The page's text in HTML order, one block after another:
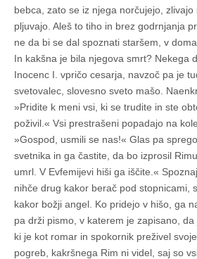
bebca, zato se iz njega norčujejo,
pljuvajo. Aleš to tiho in brez godrnjanja
ne da bi se dal spoznati staršem, v
In kakšna je bila njegova smrt? Nekega
Inocenc I. vpričo cesarja, navzoč pa je
svetovalec, slovesno sveto mašo.
»Pridite k meni vsi, ki se trudite in ste
poživil.« Vsi prestrašeni popadajo na
»Gospod, usmili se nas!« Glas pa
svetnika in ga častite, da bo izprosil
umrl. V Evfemijevi hiši ga iščite.«
nihče drug kakor berač pod stopnicami,
kakor božji angel. Ko pridejo v hišo, ga
pa drži pismo, v katerem je zapisano, da
ki je kot romar in spokornik preživel
pogreb, kakršnega Rim ni videl, saj so